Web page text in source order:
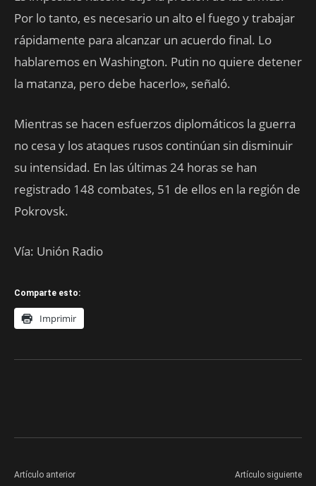
Por lo tanto, es necesario un alto el fuego y trabajar
rápidamente para alcanzar un acuerdo final. Lo
hablaremos en Washington. Putin no quiere detener
la matanza, pero debe hacerlo», señaló.
Mientras se hacen esfuerzos diplomáticos la guerra
no cesa y los ataques rusos continúan sin disminuir
su intensidad. En las últimas 24 horas se han
registrado 148 combates, 51 de ellos en la región de
Pokrovsk.
Vía: Unión Radio
Comparte esto:
Imprimir
Artículo anterior Artículo siguiente